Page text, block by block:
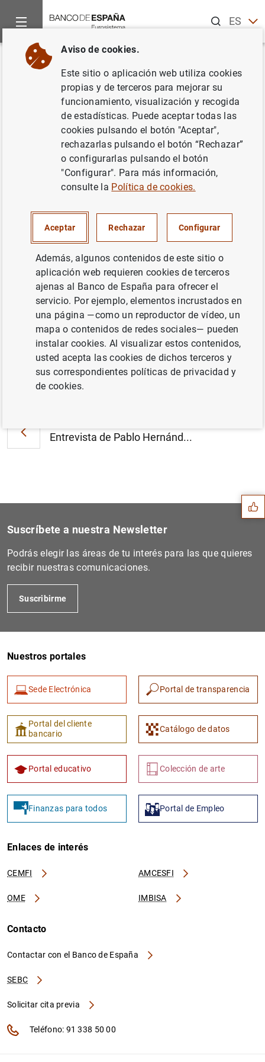
ESEN
Inicio Noticias y eventos
Volver
Mutualizar el riesgo
presupuestario en esta crisis.
Tribuna del gobernador, Pablo
Hernández de Cos, publicada en
Mutualizar el riesgo presupuestario en esta
crisis. Tribuna del gobernador, Pablo
Hernández de Cos, publicada en El País
(143KB)
Entrevista de Pablo Hernánd...
Siguiente
Banca y sostenibilidad. Art...
Sugerencias
1 2
Suscríbete a nuestra Newsletter
Podrás elegir las áreas de tu interés para las que quieres
recibir nuestras comunicaciones.
Suscribirme
Nuestros portales
Sede Electrónica Portal de transparencia
Portal del cliente
bancario
Catálogo de datos
Portal educativo Colección de arte
Finanzas para todos Portal de Empleo
Enlaces de interés
CEMFI AMCESFI
OME IMBISA
Contacto
Contactar con el Banco de España
SEBC
Solicitar cita previa
Teléfono: 91 338 50 00
Aviso de cookies.
Este sitio o aplicación web utiliza cookies
propias y de terceros para mejorar su
funcionamiento, visualización y recogida
de estadísticas. Puede aceptar todas las
cookies pulsando el botón "Aceptar",
rechazarlas pulsando el botón “Rechazar”
o configurarlas pulsando el botón
"Configurar". Para más información,
consulte la Política de cookies.
Aceptar Rechazar Configurar
Además, algunos contenidos de este sitio o
aplicación web requieren cookies de terceros
ajenas al Banco de España para ofrecer el
servicio. Por ejemplo, elementos incrustados en
una página —como un reproductor de vídeo, un
mapa o contenidos de redes sociales— pueden
instalar cookies. Al visualizar estos contenidos,
usted acepta las cookies de dichos terceros y
sus correspondientes políticas de privacidad y
de cookies.